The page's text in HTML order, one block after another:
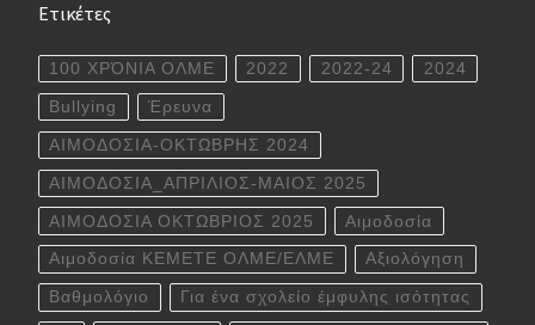
Ετικέτες
100 ΧΡΌΝΙΑ ΟΛΜΕ 2022 2022-24 2024
Bullying Έρευνα
ΑΙΜΟΔΟΣΙΑ-ΟΚΤΩΒΡΗΣ 2024
ΑΙΜΟΔΟΣΙΑ_ΑΠΡΙΛΙΟΣ-ΜΑΙΟΣ 2025
ΑΙΜΟΔΟΣΙΑ ΟΚΤΩΒΡΙΟΣ 2025 Αιμοδοσία
Αιμοδοσία ΚΕΜΕΤΕ ΟΛΜΕ/ΕΛΜΕ Αξιολόγηση
Βαθμολόγιο Για ένα σχολείο έμφυλης ισότητας